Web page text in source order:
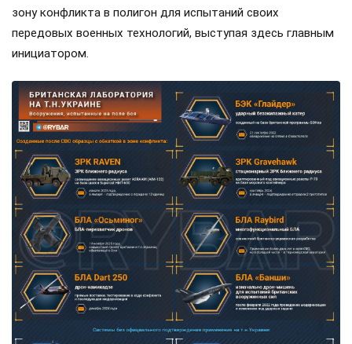
зону конфликта в полигон для испытаний своих
передовых военных технологий, выступая здесь главным
инициатором.